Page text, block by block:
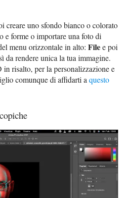
creare uno sfondo bianco o colorato
e forme o importare una foto di
menu orizzontale in alto:Filee poi
da rendere unica la tua immagine.
risalto, per la personalizzazione e
comunque di affidarti aquesto